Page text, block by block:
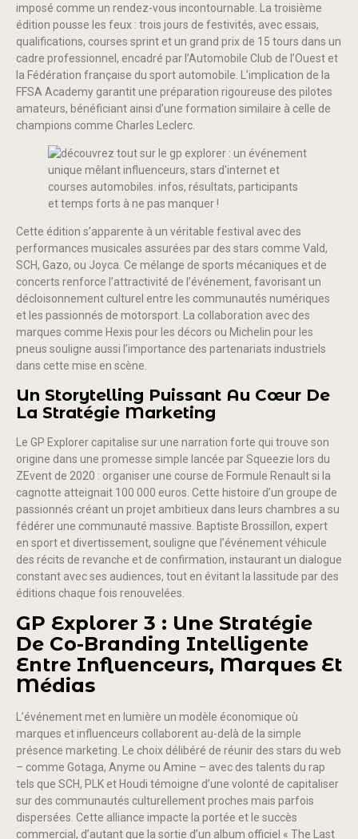
imposé comme un rendez-vous incontournable. La troisième
édition pousse les feux : trois jours de festivités, avec essais,
qualifications, courses sprint et un grand prix de 15 tours dans un
cadre professionnel, encadré par l’Automobile Club de l’Ouest et
la Fédération française du sport automobile. L’implication de la
FFSA Academy garantit une préparation rigoureuse des pilotes
amateurs, bénéficiant ainsi d’une formation similaire à celle de
champions comme Charles Leclerc.
Cette édition s’apparente à un véritable festival avec des
performances musicales assurées par des stars comme Vald,
SCH, Gazo, ou Joyca. Ce mélange de sports mécaniques et de
concerts renforce l’attractivité de l’événement, favorisant un
décloisonnement culturel entre les communautés numériques
et les passionnés de motorsport. La collaboration avec des
marques comme Hexis pour les décors ou Michelin pour les
pneus souligne aussi l’importance des partenariats industriels
dans cette mise en scène.
Un Storytelling Puissant Au Cœur De
La Stratégie Marketing
Le GP Explorer capitalise sur une narration forte qui trouve son
origine dans une promesse simple lancée par Squeezie lors du
ZEvent de 2020 : organiser une course de Formule Renault si la
cagnotte atteignait 100 000 euros. Cette histoire d’un groupe de
passionnés créant un projet ambitieux dans leurs chambres a su
fédérer une communauté massive. Baptiste Brossillon, expert
en sport et divertissement, souligne que l’événement véhicule
des récits de revanche et de confirmation, instaurant un dialogue
constant avec ses audiences, tout en évitant la lassitude par des
éditions chaque fois renouvelées.
GP Explorer 3 : Une Stratégie
De Co-Branding Intelligente
Entre Influenceurs, Marques Et
Médias
L’événement met en lumière un modèle économique où
marques et influenceurs collaborent au-delà de la simple
présence marketing. Le choix délibéré de réunir des stars du web
– comme Gotaga, Anyme ou Amine – avec des talents du rap
tels que SCH, PLK et Houdi témoigne d’une volonté de capitaliser
sur des communautés culturellement proches mais parfois
dispersées. Cette alliance impacte la portée et le succès
commercial, d’autant que la sortie d’un album officiel « The Last